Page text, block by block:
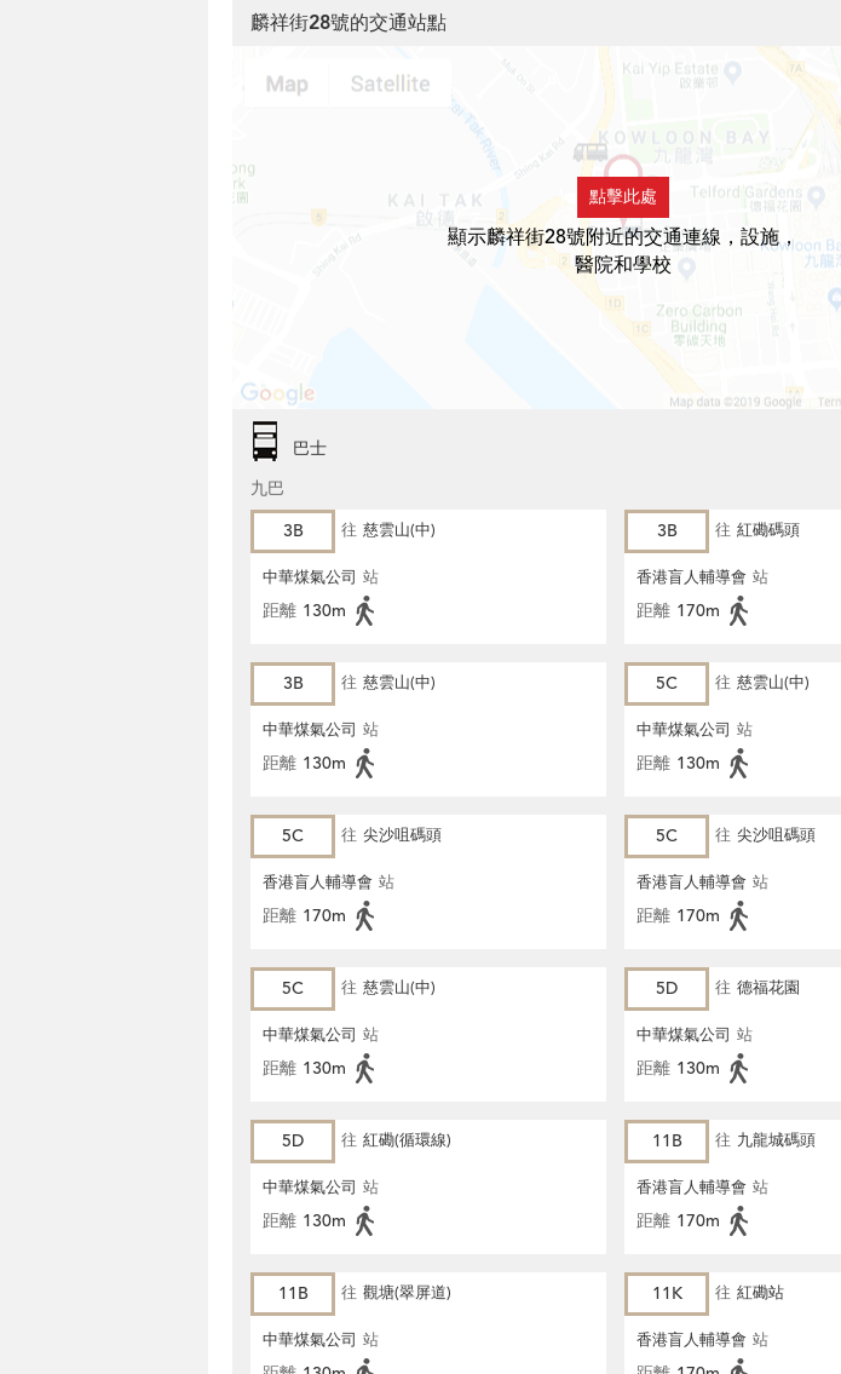
麟祥街28號的交通站點
點擊此處
顯示麟祥街28號附近的交通連線，設施，
醫院和學校
巴士
九巴
3B
往 慈雲山(中)
中華煤氣公司 站
距離 130m
3B 往 紅磡碼頭
香港盲人輔導會 站
距離 170m
3B 往 慈雲山(中)
中華煤氣公司 站
距離 130m
5C 往 慈雲山(中)
中華煤氣公司 站
距離 130m
5C 往 尖沙咀碼頭
香港盲人輔導會 站
距離 170m
5C 往 尖沙咀碼頭
香港盲人輔導會 站
距離 170m
5C 往 慈雲山(中)
中華煤氣公司 站
距離 130m
5D 往 德福花園
中華煤氣公司 站
距離 130m
5D 往 紅磡(循環線)
中華煤氣公司 站
距離 130m
11B 往 九龍城碼頭
香港盲人輔導會 站
距離 170m
11B 往 觀塘(翠屏道)
中華煤氣公司 站
11K 往 紅磡站
香港盲人輔導會 站